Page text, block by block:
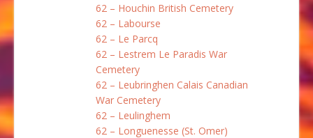
62 – Houchin British Cemetery
62 – Labourse
62 – Le Parcq
62 – Lestrem Le Paradis War
Cemetery
62 – Leubringhen Calais Canadian
War Cemetery
62 – Leulinghem
62 – Longuenesse (St. Omer)